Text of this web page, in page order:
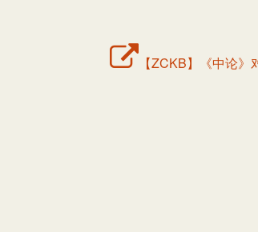
【ZCKB】《中论》